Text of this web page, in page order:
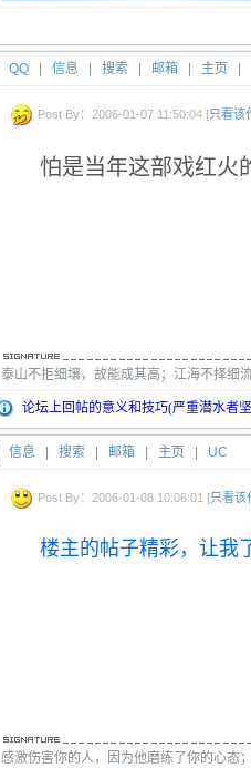
QQ 信息 搜索 邮箱 主页
Post By：2006-01-07 11:50:04 [只看该
怕是当年这部戏红火
泰山不拒细壤，故能成其高；江海不择细
论坛上回帖的意义和技巧(严重潜水者
信息 搜索 邮箱 主页 UC
Post By：2006-01-08 10:06:01 [只看该
楼主的帖子精彩，让我
感激伤害你的人，因为他磨练了你的心态